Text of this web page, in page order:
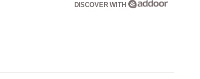
DISCOVER WITH